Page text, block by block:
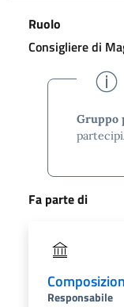
Ruolo
Consigliere di
Gruppo
Fa parte di
Responsabile